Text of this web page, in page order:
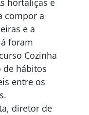
hortaliças e
compor a
e a
foram
Cozinha
de hábitos
entre os
diretor de